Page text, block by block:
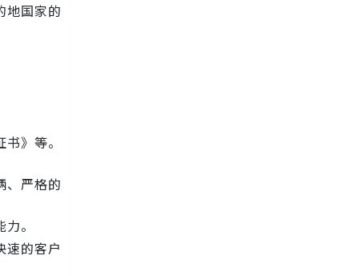
地国家的
》等。
、严格的
。
速的客户